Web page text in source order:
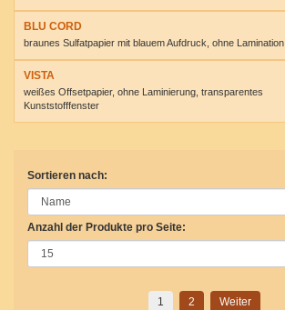
BLU CORD
braunes Sulfatpapier mit blauem Aufdruck, ohne Lamination
VISTA
weißes Offsetpapier, ohne Laminierung, transparentes
Kunststofffenster
Sortieren nach:
Anzahl der Produkte pro Seite:
1 2 Weiter